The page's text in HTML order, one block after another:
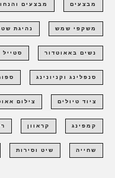
מבצעים מבצעים
משקפי שמש נהיגת
נשים באאוטדור סטייל
סנפלינג וקניונינג
ציוד טיולים צילום
קמפינג קראוון
שחייה שיט וסירות